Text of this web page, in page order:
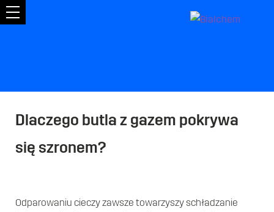
Węgiel
Nawozy
Strefa
Dlaczego butla z gazem pokrywa
się szronem?
Odparowaniu cieczy zawsze towarzyszy schładzanie